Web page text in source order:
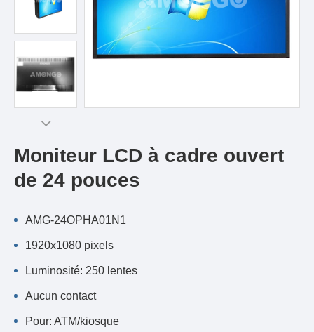
Moniteur LCD à cadre ouvert
de 24 pouces
AMG-24OPHA01N1
1920x1080 pixels
Luminosité: 250 lentes
Aucun contact
Pour: ATM/kiosque